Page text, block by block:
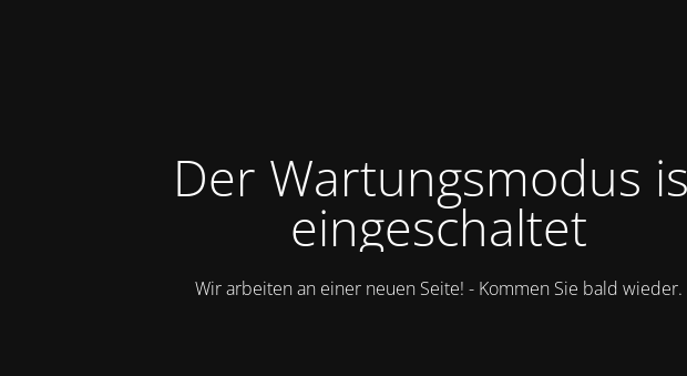
Der Wartungsmodus
eingeschaltet
Wir arbeiten an einer neuen Seite! - Kommen Sie bald wieder.